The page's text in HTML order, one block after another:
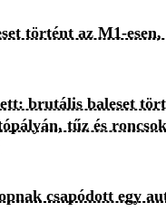
történt az M1-esen,
brutális baleset
tűz és roncsok
csapódott egy